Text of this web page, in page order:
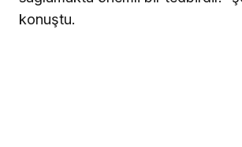
konuştu.